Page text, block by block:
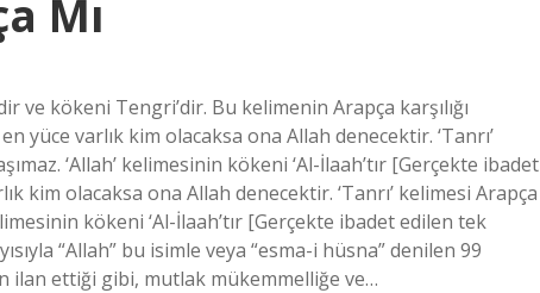
Mı
ve kökeni Tengri’dir. Bu kelimenin Arapça karşılığı
yüce varlık kim olacaksa ona Allah denecektir. ‘Tanrı’
‘Allah’ kelimesinin kökeni ‘Al-İlaah’tır [Gerçekte ibadet
kim olacaksa ona Allah denecektir. ‘Tanrı’ kelimesi Arapça
kökeni ‘Al-İlaah’tır [Gerçekte ibadet edilen tek
“Allah” bu isimle veya “esma-i hüsna” denilen 99
ilan ettiği gibi, mutlak mükemmelliğe ve…